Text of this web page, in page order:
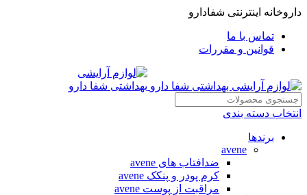
داروخانه اینترنتی شفادارو
تماس با ما
قوانین و مقررات
انتخاب دسته بندی
برندها
avene
ضدافتاب های avene
کرم پودر و پنکک avene
مراقبت از پوست avene